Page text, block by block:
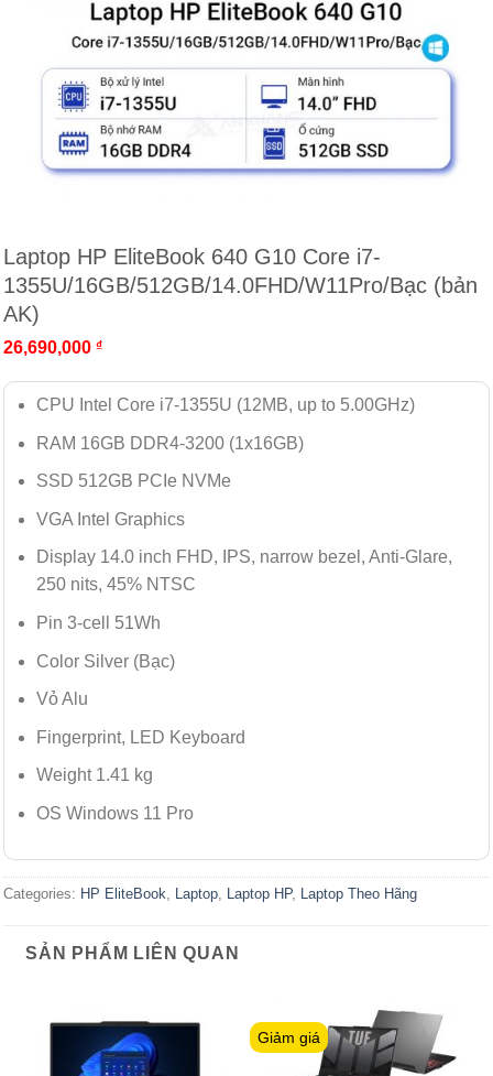
Laptop HP EliteBook 640 G10 Core i7-
1355U/16GB/512GB/14.0FHD/W11Pro/Bạc (bản
AK)
26,690,000 ₫
CPU Intel Core i7-1355U (12MB, up to 5.00GHz)
RAM 16GB DDR4-3200 (1x16GB)
SSD 512GB PCIe NVMe
VGA Intel Graphics
Display 14.0 inch FHD, IPS, narrow bezel, Anti-Glare,
250 nits, 45% NTSC
Pin 3-cell 51Wh
Color Silver (Bạc)
Vỏ Alu
Fingerprint, LED Keyboard
Weight 1.41 kg
OS Windows 11 Pro
Categories: HP EliteBook Laptop Laptop HP, Laptop Theo Hãng
SẢN PHẨM LIÊN QUAN
Giảm giá